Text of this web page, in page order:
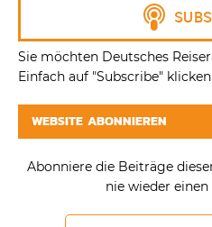
Sie möchten Deutsches
Einfach auf "Subscribe"
WEBSITE ABONNIEREN
Abonniere die Beiträge
nie wieder